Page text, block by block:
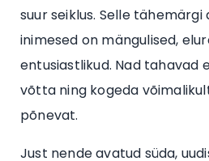
suur seiklus. Selle tähemärgi
inimesed on mängulised,
entusiastlikud. Nad tahavad
võtta ning kogeda
põnevat.
Just nende avatud süda,